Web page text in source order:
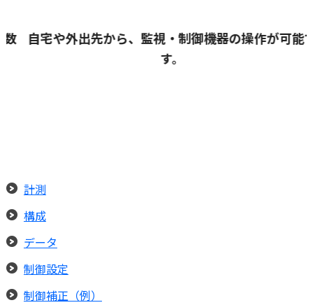
自宅や外出先から、監視・制御機器の操作が可能で
す。
計測
構成
データ
制御設定
制御補正（例）